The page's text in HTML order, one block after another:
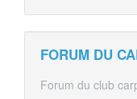
FORUM DU
Forum du club